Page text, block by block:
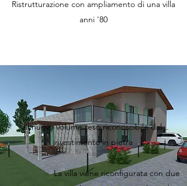
Ristrutturazione con ampliamento di una villa
anni '80
Il nuovo volume reso riconoscibile dal
rivestimento in pietra
La villa viene riconfigurata con due